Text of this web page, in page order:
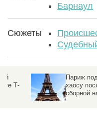
Барнаул
Сюжеты
Более 112 тонн
пытались
вывезти из